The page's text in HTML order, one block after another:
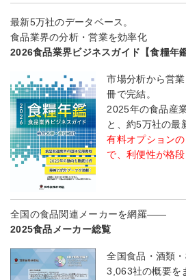
最新5万社のデータベース。
食品業界の分析・営業を効率化
2026食品業界ビジネスガイド【食糧年鑑
市場分析から営
冊で完結。
2025年の食品産
と、約5万社の最
有料オプション
で、利便性が格段
全国の食品関連メーカーを網羅――
2025食品メーカー総覧
全国食品・酒類
3,063社の概要を